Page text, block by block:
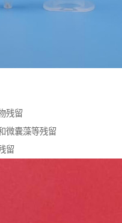
残留
微囊藻等残留
留